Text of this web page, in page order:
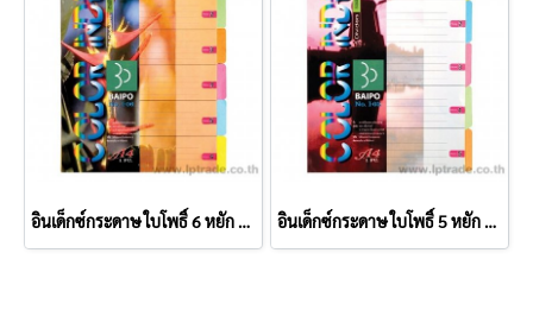
อินเด็กซ์กระดาษ ใบโพธิ์ 6 หยัก A4 คละสี อินเด็กซ์กระดาษ ใบโพธิ์ 5 หยัก A4 คละสี